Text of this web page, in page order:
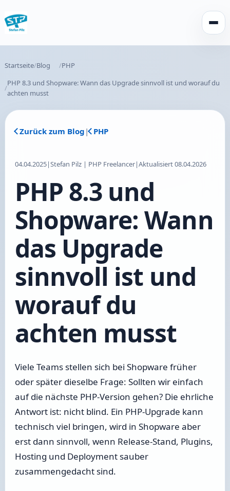
Startseite Blog
PHP
PHP 8.3 und Shopware: Wann das Upgrade sinnvoll ist und worauf du
achten musst
Zurück zum Blog | PHP
04.04.2025|Stefan Pilz | PHP Freelancer|Aktualisiert 08.04.2026
PHP 8.3 und
Shopware: Wann
das Upgrade
sinnvoll ist und
worauf du
achten musst
Viele Teams stellen sich bei Shopware früher
oder später dieselbe Frage: Sollten wir einfach
auf die nächste PHP-Version gehen? Die ehrliche
Antwort ist: nicht blind. Ein PHP-Upgrade kann
technisch viel bringen, wird in Shopware aber
erst dann sinnvoll, wenn Release-Stand, Plugins,
Hosting und Deployment sauber
zusammengedacht sind.